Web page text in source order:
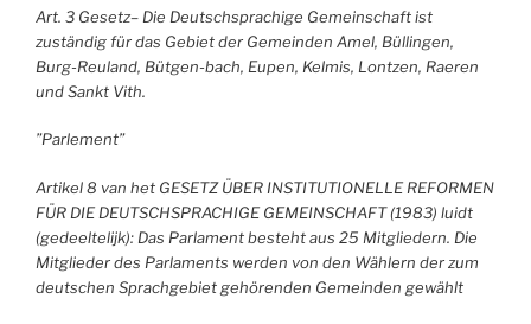
Art. 3 Gesetz– Die Deutschsprachige Gemeinschaft ist
zuständig für das Gebiet der Gemeinden Amel, Büllingen,
Burg-Reuland, Bütgen-bach, Eupen, Kelmis, Lontzen, Raeren
und Sankt Vith.
”Parlement”
Artikel 8 van het GESETZ ÜBER INSTITUTIONELLE REFORMEN
FÜR DIEDEUTSCHSPRACHIGE GEMEINSCHAFT (1983) luidt
(gedeeltelijk): Das Parlament besteht aus 25 Mitgliedern. Die
Mitglieder des Parlaments werden von den Wählern der zum
deutschen Sprachgebiet gehörenden Gemeinden gewählt